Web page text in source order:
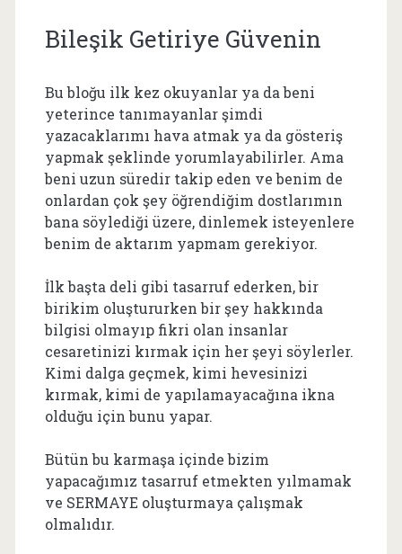
Bileşik Getiriye Güvenin
Bu bloğu ilk kez okuyanlar ya da beni
yeterince tanımayanlar şimdi
yazacaklarımı hava atmak ya da gösteriş
yapmak şeklinde yorumlayabilirler. Ama
beni uzun süredir takip eden ve benim de
onlardan çok şey öğrendiğim dostlarımın
bana söylediği üzere, dinlemek isteyenlere
benim de aktarım yapmam gerekiyor.
İlk başta deli gibi tasarruf ederken, bir
birikim oluştururken bir şey hakkında
bilgisi olmayıp fikri olan insanlar
cesaretinizi kırmak için her şeyi söylerler.
Kimi dalga geçmek, kimi hevesinizi
kırmak, kimi de yapılamayacağına ikna
olduğu için bunu yapar.
Bütün bu karmaşa içinde bizim
yapacağımız tasarruf etmekten yılmamak
ve SERMAYE oluşturmaya çalışmak
olmalıdır.